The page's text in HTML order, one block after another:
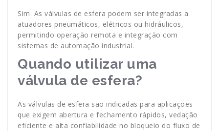
Sim. As válvulas de esfera podem ser integradas a
atuadores pneumáticos, elétricos ou hidráulicos,
permitindo operação remota e integração com
sistemas de automação industrial.
Quando utilizar uma
válvula de esfera?
As válvulas de esfera são indicadas para aplicações
que exigem abertura e fechamento rápidos, vedação
eficiente e alta confiabilidade no bloqueio do fluxo de